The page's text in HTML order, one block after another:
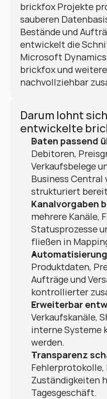
brickfox Projekte
sauberen
Bestände und
entwickelt die
Microsoft
brickfox und
nachvollziehbar
Darum lohnt
entwickelte
Daten passend
Debitoren,
Verkaufsbelege
Business
strukturiert
Kanalvorgaben
mehrere Kanäle,
Statusprozesse
fließen in
Produktdaten,
Aufträge und
kontrollierter
Erweiterbar
Verkaufskanäle,
interne Systeme
werden.
Transparenz
Zuständigkeiten
Tagesgeschäft.